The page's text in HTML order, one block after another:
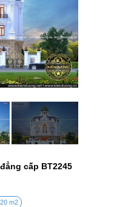
cấp BT2245
m2